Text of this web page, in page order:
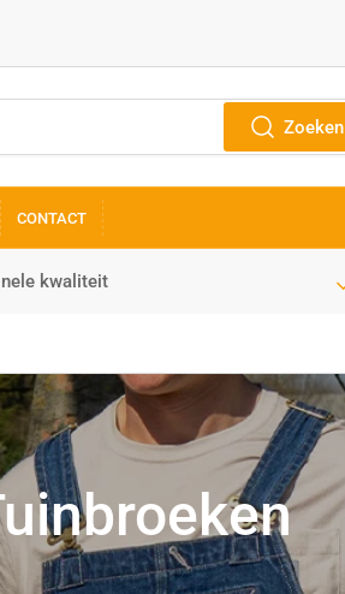
Zoeken
CONTACT
kwaliteit